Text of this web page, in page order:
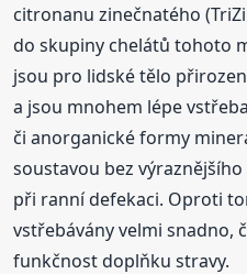
citronanu zinečnatého
do skupiny chelátů tohoto
jsou pro lidské tělo
a jsou mnohem lépe
či anorganické formy
soustavou bez
při ranní defekaci. Oproti
vstřebávány velmi snadno,
funkčnost doplňku stravy.